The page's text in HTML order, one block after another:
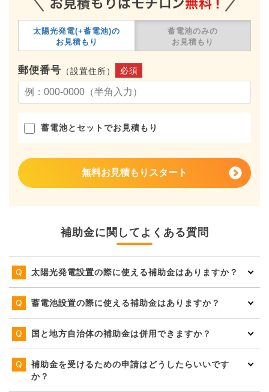
太陽光発電(+蓄電池)の
お見積もり
蓄電池のみの
お見積もり
郵便番号 （設置住所） 必須
蓄電池とセットでお見積もり
無料お見積もりスタート
補助金に関してよくある質問
太陽光発電設置の際に使える補助金はありますか？
蓄電池設置の際に使える補助金はありますか？
国と地方自治体の補助金は併用できますか？
補助金を受けるための申請はどうしたらいいです
か？